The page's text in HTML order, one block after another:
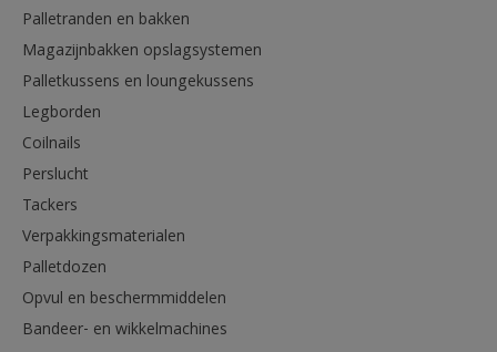
Palletranden en bakken
Magazijnbakken opslagsystemen
Palletkussens en loungekussens
Legborden
Coilnails
Perslucht
Tackers
Verpakkingsmaterialen
Palletdozen
Opvul en beschermmiddelen
Bandeer- en wikkelmachines